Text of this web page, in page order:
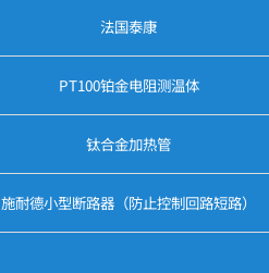
法国泰康
PT100铂金电阻测温体
钛合金加热管
施耐德小型断路器（防止控制回路短路）